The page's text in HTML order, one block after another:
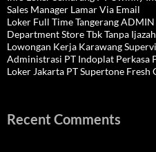
Sales Manager Lamar Via Email
Loker Full Time Tangerang
Department Store Tbk Tanpa
Lowongan Kerja Karawang
Administrasi PT Indoplat Perkasa
Loker Jakarta PT Supertone
Recent Comments